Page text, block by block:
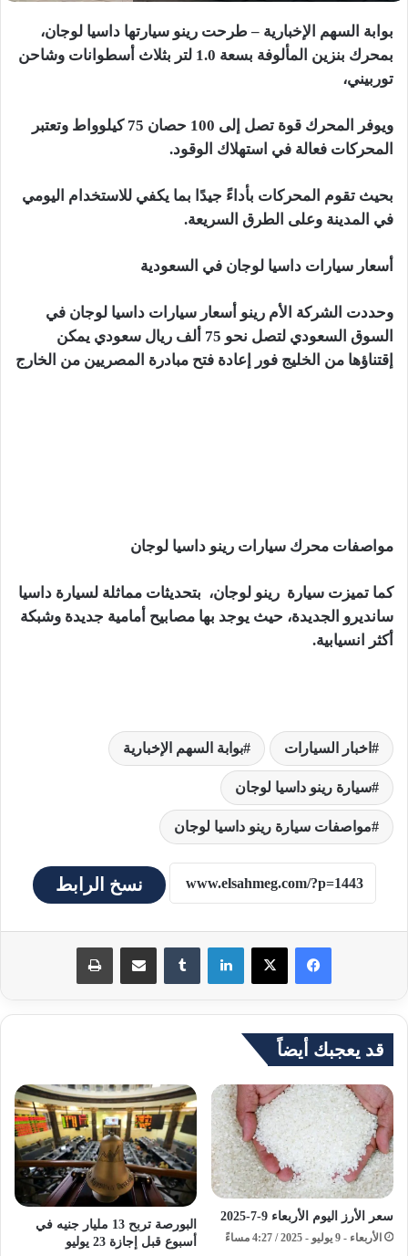
بوابة السهم الإخبارية – طرحت رينو سيارتها داسيا لوجان،
بمحرك بنزين المألوفة بسعة 1.0 لتر بثلاث أسطوانات وشاحن
توربيني،
ويوفر المحرك قوة تصل إلى 100 حصان 75 كيلوواط وتعتبر
المحركات فعالة في استهلاك الوقود.
بحيث تقوم المحركات بأداءً جيدًا بما يكفي للاستخدام اليومي
في المدينة وعلى الطرق السريعة.
أسعار سيارات داسيا لوجان في السعودية
وحددت الشركة الأم رينو أسعار سيارات داسيا لوجان في
السوق السعودي لتصل نحو 75 ألف ريال سعودي يمكن
إقتناؤها من الخليج فور إعادة فتح مبادرة المصريين من الخارج
مواصفات محرك سيارات رينو داسيا لوجان
كما تميزت سيارة رينو لوجان، بتحديثات مماثلة لسيارة داسيا
سانديرو الجديدة، حيث يوجد بها مصابيح أمامية جديدة وشبكة
أكثر انسيابية.
اخبار السيارات بوابة السهم الإخبارية
سيارة رينو داسيا لوجان
مواصفات سيارة رينو داسيا لوجان
نسخ الرابط
لينكدإن مشاركة عبر البريد طباعة
قد يعجبك أيضاً
سعر الأرز اليوم الأربعاء 9-7-2025
الأربعاء - 9 يوليو - 2025 / 4:27 مساءً
البورصة تربح 13 مليار جنيه في
أسبوع قبل إجازة 23 يوليو